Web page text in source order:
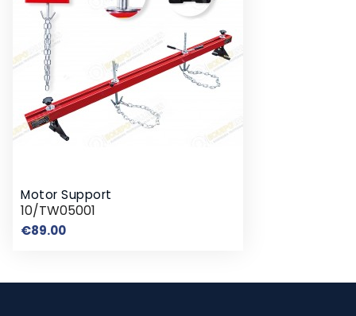
Motor Support
10/TW05001
€89.00Price